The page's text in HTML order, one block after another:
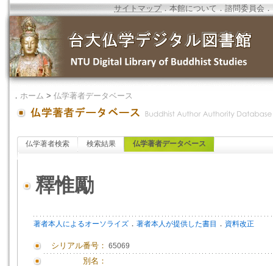
サイトマップ．本館について ．諮問委員会 ．
． ホーム > 仏学著者データベース
仏学著者検索 検索結果 仏学著者データベース
釋惟勵
著者本人によるオーソライズ ． 著者本人が提供した書目 ． 資料改正
シリアル番号： 65069
別名：